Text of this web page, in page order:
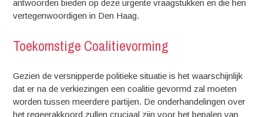
antwoorden bieden op deze urgente vraagstukken en die hen
vertegenwoordigen in Den Haag.
Toekomstige Coalitievorming
Gezien de versnipperde politieke situatie is het waarschijnlijk
dat er na de verkiezingen een coalitie gevormd zal moeten
worden tussen meerdere partijen. De onderhandelingen over
het regeerakkoord zullen cruciaal zijn voor het bepalen van